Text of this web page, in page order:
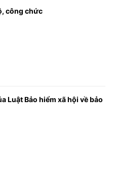
công chức
Luật Bảo hiểm xã hội về bảo